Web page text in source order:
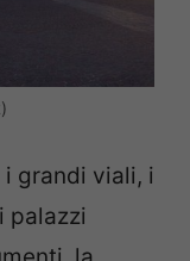
grandi viali, i
palazzi